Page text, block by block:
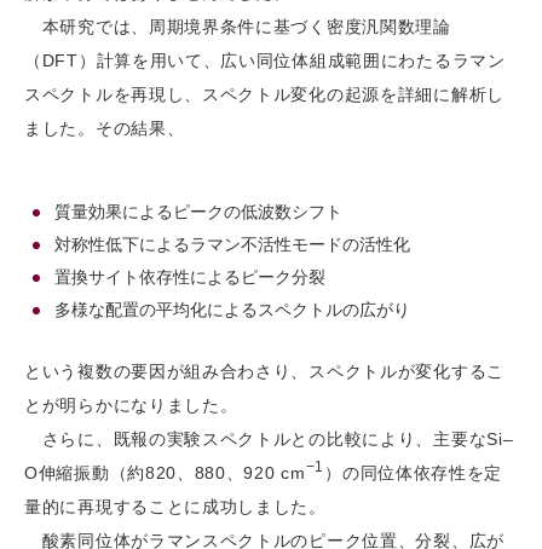
本研究では、周期境界条件に基づく密度汎関数理論
（DFT）計算を用いて、広い同位体組成範囲にわたるラマン
スペクトルを再現し、スペクトル変化の起源を詳細に解析し
ました。その結果、
質量効果によるピークの低波数シフト
対称性低下によるラマン不活性モードの活性化
置換サイト依存性によるピーク分裂
多様な配置の平均化によるスペクトルの広がり
という複数の要因が組み合わさり、スペクトルが変化するこ
とが明らかになりました。
さらに、既報の実験スペクトルとの比較により、主要なSi–
O伸縮振動（約820、880、920 cm−1 ）の同位体依存性を定
量的に再現することに成功しました。
酸素同位体がラマンスペクトルのピーク位置、分裂、広が